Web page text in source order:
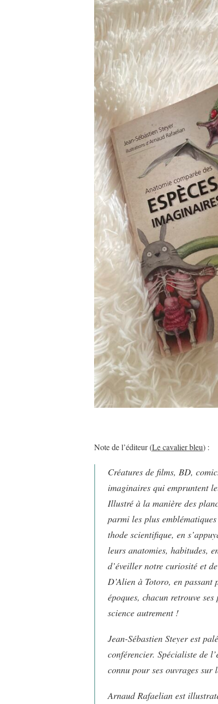
Note de l’éditeur (Le cavalier bleu) :
Créatures de films, BD,
imaginaires ­qui ­empruntent
Illustré à la manière des
parmi les plus
thode scientifique, en
leurs anatomies, habitudes,
d’éveiller notre curio­sité et
D’Alien à Totoro, en
époques, chacun retrouve
science autrement !
Jean-Sébastien Steyer est
conférencier. Spécialiste de
connu pour ses ouvrages sur
Arnaud Rafaelian est